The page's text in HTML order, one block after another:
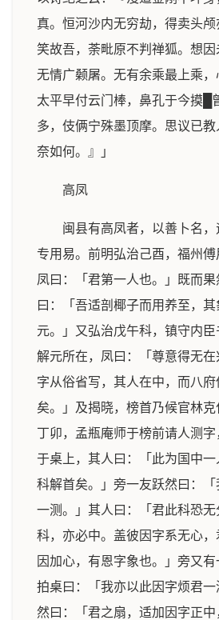
真。恒河沙内无穷劫，得卖头
笑故吾，荼毗原不判禅狐。想
无情广颡屠。无有余乘最上乘，
太平早付云门棒，鼻孔于今摸█
多，伎俩宁殊墨顶摩。思议已
奈如何。』」
高凤
闽县有高凤者，以善卜名
专用易。前明弘治己酉，福州傅
凤曰：「君第一人也。」既而果
曰：「吾适剖椰子而用养至，
元。」又弘治戊午科，镇守内
解元所在，凤曰：「尊意得无
字从俗省写，其人在中，而八
矣。」及揭晓，榜首乃候官林
丁卯，孟瓶庵师于榜前请人测
于桌上，其人曰：「此为国中
科解首矣。」旁一友跃然曰：
一测。」其人曰：「君此科恐
科，亦必中。盖彼因字系无心
因加心，有恩字象也。」旁又
拍桌曰：「我亦以此因字烦君
然曰：「君之扇，适加因字正